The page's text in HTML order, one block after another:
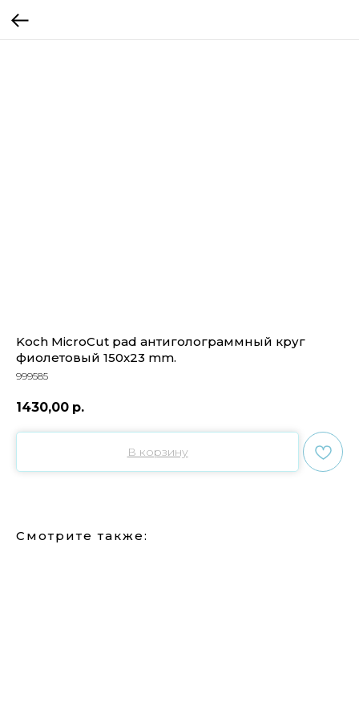
Koch MicroCut pad антиголограммный круг
фиолетовый 150x23 mm.
999585
1430,00 р.
В корзину
Смотрите также: